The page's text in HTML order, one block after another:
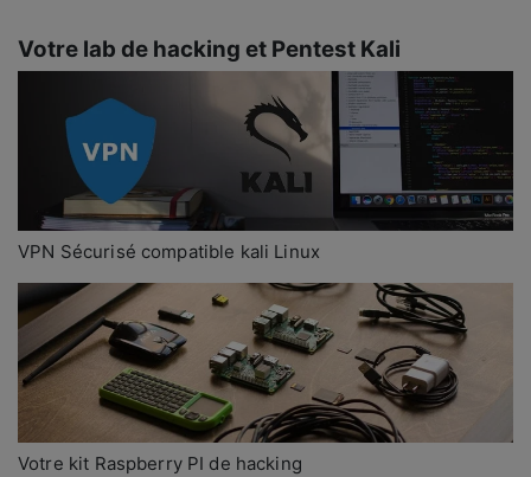
Votre lab de hacking et Pentest Kali
VPN Sécurisé compatible kali Linux
Votre kit Raspberry PI de hacking